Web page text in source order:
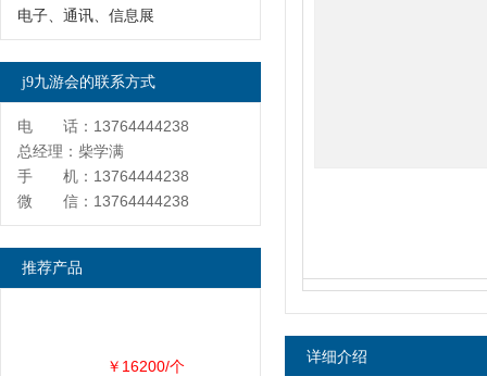
详细介绍
电子、通讯、信息展
j9九游会的联系方式
电 话：13764444238
总经理：柴学满
手 机：13764444238
微 信：13764444238
推荐产品
￥16200/个